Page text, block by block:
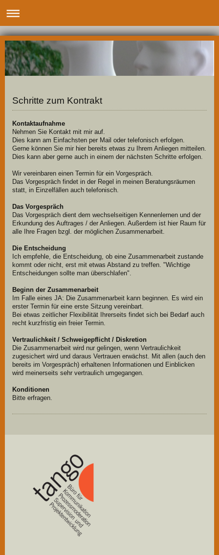
Schritte zum Kontrakt
Kontaktaufnahme
Nehmen Sie Kontakt mit mir auf.
Dies kann am Einfachsten per Mail oder telefonisch erfolgen.
Gerne können Sie mir hier bereits etwas zu Ihrem Anliegen mitteilen.
Dies kann aber gerne auch in einem der nächsten Schritte erfolgen.
Wir vereinbaren einen Termin für ein Vorgespräch.
Das Vorgespräch findet in der Regel in meinen Beratungsräumen
statt, in Einzelfällen auch telefonisch.
Das Vorgespräch
Das Vorgespräch dient dem wechselseitigen Kennenlernen und der
Erkundung des Auftrages / der Anliegen. Außerdem ist hier Raum für
alle Ihre Fragen bzgl. der möglichen Zusammenarbeit.
Die Entscheidung
Ich empfehle, die Entscheidung, ob eine Zusammenarbeit zustande
kommt oder nicht, erst mit etwas Abstand zu treffen. "Wichtige
Entscheidungen sollte man überschlafen".
Beginn der Zusammenarbeit
Im Falle eines JA: Die Zusammenarbeit kann beginnen. Es wird ein
erster Termin für eine erste Sitzung vereinbart.
Bei etwas zeitlicher Flexibilität Ihrerseits findet sich bei Bedarf auch
recht kurzfristig ein freier Termin.
Vertraulichkeit / Schweigepflicht / Diskretion
Die Zusammenarbeit wird nur gelingen, wenn Vertraulichkeit
zugesichert wird und daraus Vertrauen erwächst. Mit allen (auch den
bereits im Vorgespräch) erhaltenen Informationen und Einblicken
wird meinerseits sehr vertraulich umgegangen.
Konditionen
Bitte erfragen.